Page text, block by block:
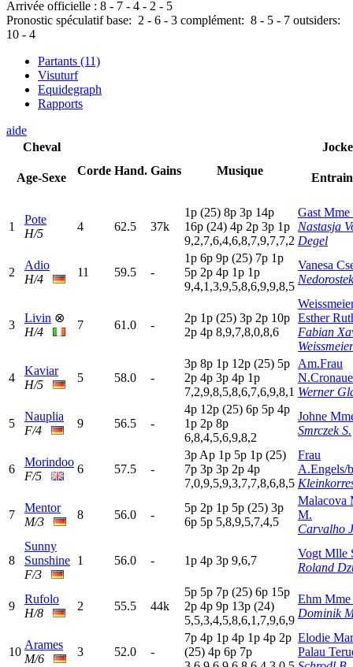
Arrivée officielle : 8 - 7 - 4 - 2 - 5
Pronostic spéculatif base: 2 - 6 - 3 complément: 8 - 5 - 7 outsiders:
10 - 4
Partants (11)
Visuturf
Equidegraph
Rapports
aide
Cheval
Age-Sexe
Corde Hand. Gains Musique
1
Pote
H/5
4 62.5 37k
1p (25) 8p 3p 14p
16p (24) 4p 2p 3p 1p
9,2,7,6,4,6,8,7,9,7,7,2
Gast
Nastasja
Degel
2
Adio
H/4
11 59.5 -
1p 6p 9p (25) 7p 1p
5p 2p 4p 1p 1p
9,4,1,3,9,5,8,6,9,9,8,5
Vanesa
3
Livin ⊗
H/4
7 61.0 -
2p 1p (25) 3p 2p 10p
2p 4p 8,9,7,8,0,8,6
Esther
Fabian
Weissmeier
4
Kaviar
H/5
5 58.0 -
3p 8p 1p 12p (25) 5p
2p 4p 3p 4p 1p
7,2,9,8,5,8,6,7,6,9,8,1
Am.Frau
Werner
5
Nauplia
F/4
9 56.5 -
4p 12p (25) 6p 5p 4p
1p 2p 8p
6,8,4,5,6,9,8,2
Johne
Smrczek S.
6
Morindoo
F/5
6 57.5 -
3p Ap 1p 5p 1p (25)
7p 3p 3p 2p 4p
7,0,9,5,9,3,7,7,8,6,8,5
Frau
A.Engels/
7
Mentor
M/3
8 56.0 -
5p 2p 1p 5p (25) 3p
6p 5p 5,8,9,5,7,4,5
Malacova
M.
Carvalho
8
Sunny
Sunshine
F/3
1 56.0 - 1p 4p 3p 9,6,7
Vogt Mlle
Roland
9
Rufolo
H/8
2 55.5 44k
5p 5p 7p (25) 6p 15p
2p 4p 9p 13p (24)
5,5,3,4,5,8,6,1,7,9,6,9
Ehm
Dominik
10
Arames
M/6
3 52.0 -
7p 4p 1p 4p 1p 4p 2p
(25) 4p 6p 7p
Elodie
Palau